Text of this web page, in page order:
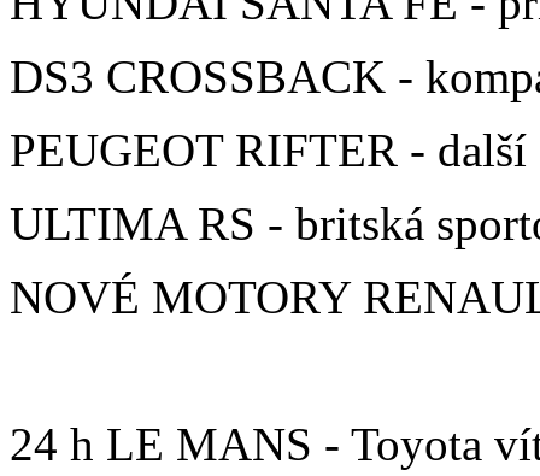
DS3 CROSSBACK -
PEUGEOT RIFTER - další
ULTIMA RS - britská
NOVÉ MOTORY
24 h LE MANS - Toyota